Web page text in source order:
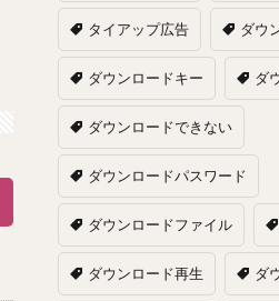
タイアップ広告 ダウ
ダウンロードキー ダ
ダウンロードできない
ダウンロードパスワード
ダウンロードファイル
ダウンロード再生 ダ